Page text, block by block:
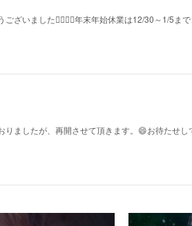
ざいました🙇‍♀️🙇‍♀️年末年始休業は12/30～1/5ま
りましたが、再開させて頂きます。😄お待たせ